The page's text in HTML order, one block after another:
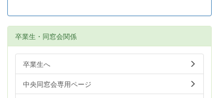
卒業生・同窓会関係
卒業生へ
中央同窓会専用ページ